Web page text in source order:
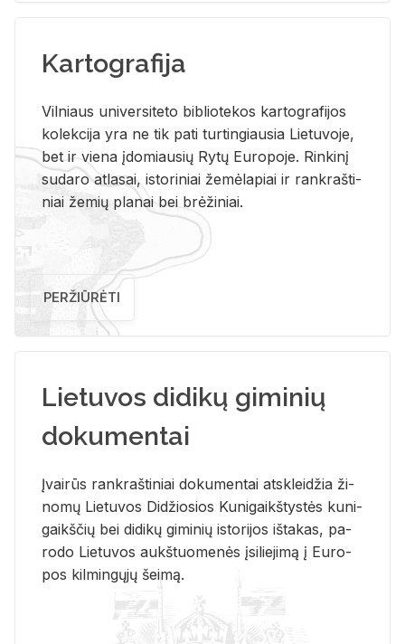
Kartografija
Vil­niaus uni­ver­si­te­to bi­b­lio­te­kos kar­to­gra­fi­jos
ko­lek­ci­ja yra ne tik pati tur­tin­giau­sia Lie­tu­vo­je,
bet ir vie­na įdo­miau­sių Rytų Eu­ro­po­je. Rin­ki­nį
su­da­ro at­la­sai, is­to­ri­niai že­mė­la­piai ir rank­raš­ti­
niai že­mių pla­nai bei brė­ži­niai.
PERŽIŪRĖTI
Lietuvos didikų giminių
dokumentai
Įvai­rūs rank­raš­ti­niai do­ku­men­tai at­sklei­džia ži­
no­mų Lie­tu­vos Di­džio­sios Ku­ni­gaikš­tys­tės ku­ni­
gaikš­čių bei di­di­kų gi­mi­nių is­to­ri­jos iš­ta­kas, pa­
ro­do Lie­tu­vos aukš­tuo­me­nės įsi­lie­ji­mą į Eu­ro­
pos kil­min­gų­jų šei­mą.